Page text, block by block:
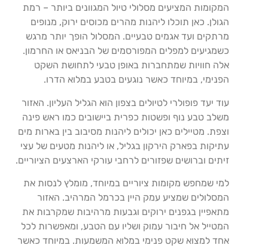
המקומות המציעים מסלולי טיול המגוונים ביותר – רמת
הגולן. כאן תוכלו ליהנות מהרים מכוסים ירוק, מנופים
מרתקים ועד אגמים טבעיים. המסלול הופך יותר מרגש
כשמגיעים למפלים המפורסמים של הבניאס או החרמון.
אלה חוויות שמתחברות באופן טבעי לתחושת השקט
הפנימי, במיוחד כאשר נוגעים בטבע במלוא הדרו.
עוד יעד פופולרי לטיולים בצפון הוא הגליל העליון. האזור
משלב טבע נוף ופשטות כפרית ביישובים כמו ראש פינה
וצפת. מטיילים כאן יכולים ליהנות מסיבוב בין בארות מים
עתיקות בפארק הירקון בגליל, או ליהנות מטעים של עצי
זיתים וברושים שפזורים לרחבי עורקי הארצעים הציוריים.
למי שמחפש מקומות ציוריים במיוחד, מומלץ לנסות את
המסלולים שמציע עמק היין בכרמל המרהיב. האזור
מתאפיין בגפנים ירוקים וגבעות מרהיבות שמקרבות את
המטייל אל חיבור עמוק ושליו עם הטבע, ומאפשרות לכל
אחד למצוא שקט פנימי במלוא המשמעות. במיוחד כאשר